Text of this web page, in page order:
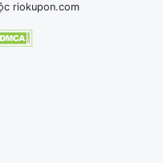
riokupon.com